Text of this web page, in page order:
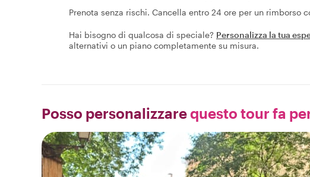
Prenota senza rischi. Cancella entro 24 ore per un rimborso
Hai bisogno di qualcosa di speciale? Personalizza la tua
alternativi o un piano completamente su misura.
Posso personalizzarequesto tour fa